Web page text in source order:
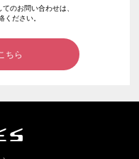
のお問い合わせは、
ください。
ちら